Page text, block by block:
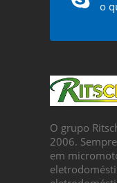
o
O grupo
2006.
em